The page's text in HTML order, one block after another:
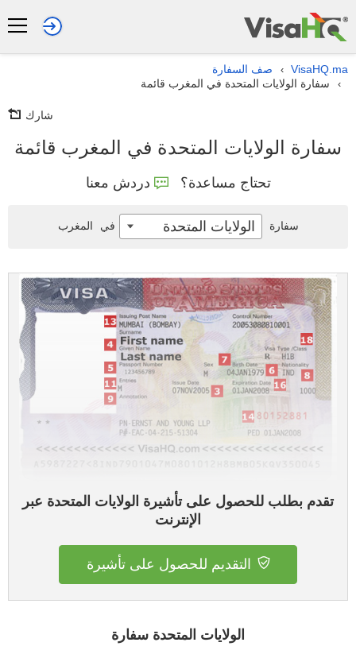
VisaHQ.ma
› صف السفارة
› سفارة الولايات المتحدة في المغرب قائمة
شارك
سفارة الولايات المتحدة في المغرب قائمة
تحتاج مساعدة؟ دردش معنا
تقدم بطلب للحصول على تأشيرة الولايات المتحدة عبر
الإنترنت
التقديم للحصول على تأشيرة
الولايات المتحدة سفارة
سفارة الولايات المتحدة في المغرب